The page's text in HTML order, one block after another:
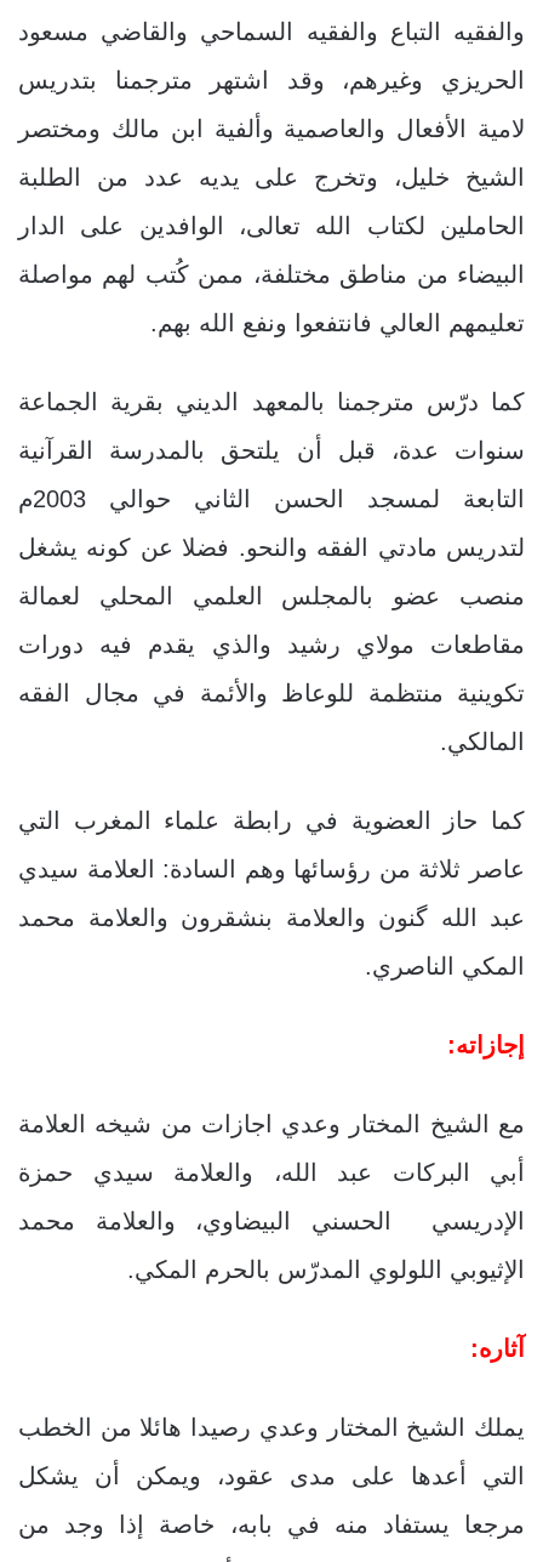
والفقيه التباع والفقيه السماحي والقاضي مسعود
الحريزي وغيرهم، وقد اشتهر مترجمنا بتدريس
لامية الأفعال والعاصمية وألفية ابن مالك ومختصر
الشيخ خليل، وتخرج على يديه عدد من الطلبة
الحاملين لكتاب الله تعالى، الوافدين على الدار
البيضاء من مناطق مختلفة، ممن كُتب لهم مواصلة
تعليمهم العالي فانتفعوا ونفع الله بهم.
كما درّس مترجمنا بالمعهد الديني بقرية الجماعة
سنوات عدة، قبل أن يلتحق بالمدرسة القرآنية
التابعة لمسجد الحسن الثاني حوالي 2003م
لتدريس مادتي الفقه والنحو. فضلا عن كونه يشغل
منصب عضو بالمجلس العلمي المحلي لعمالة
مقاطعات مولاي رشيد والذي يقدم فيه دورات
تكوينية منتظمة للوعاظ والأئمة في مجال الفقه
المالكي.
كما حاز العضوية في رابطة علماء المغرب التي
عاصر ثلاثة من رؤسائها وهم السادة: العلامة سيدي
عبد الله گنون والعلامة بنشقرون والعلامة محمد
المكي الناصري.
إجازاته:
مع الشيخ المختار وعدي اجازات من شيخه العلامة
أبي البركات عبد الله، والعلامة سيدي حمزة
الإدريسي الحسني البيضاوي، والعلامة محمد
الإثيوبي اللولوي المدرّس بالحرم المكي.
آثاره:
يملك الشيخ المختار وعدي رصيدا هائلا من الخطب
التي أعدها على مدى عقود، ويمكن أن يشكل
مرجعا يستفاد منه في بابه، خاصة إذا وجد من